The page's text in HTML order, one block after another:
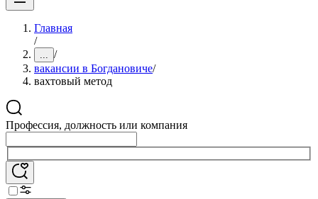
Главная
/
... /
вакансии в Богдановиче/
вахтовый метод
Профессия, должность или компания